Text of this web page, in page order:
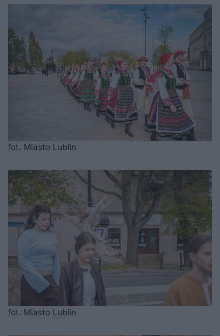
fot. Miasto Lublin
fot. Miasto Lublin